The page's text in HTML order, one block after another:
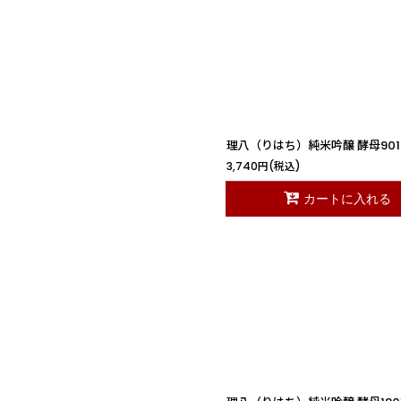
理八（りはち）純米吟醸 酵母
3,740円(税込)
カートに入れる